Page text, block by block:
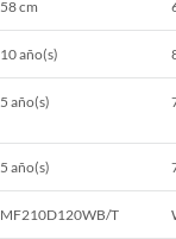
58 cm
10 año(s)
5 año(s)
5 año(s)
MF210D120WB/T